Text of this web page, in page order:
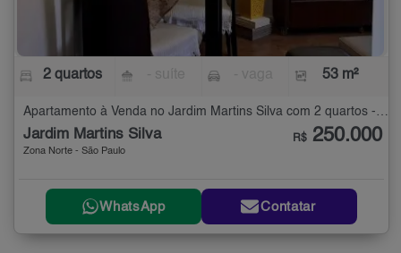
2 quartos 53 m²
Apartamento à Venda no Jardim Martins Silva com 2 quartos - 53 m²
Jardim Martins Silva
Zona Norte - São Paulo
R$ 250.000
WhatsApp Contatar